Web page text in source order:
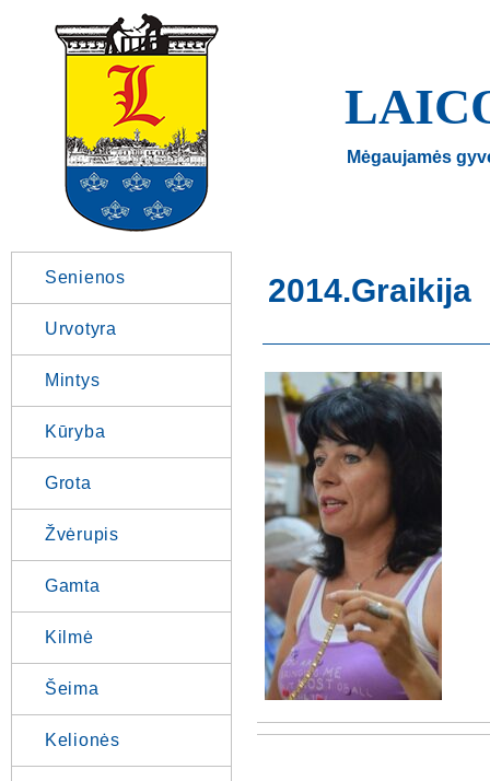
Mėgaujamės
Senienos
Urvotyra
Mintys
Kūryba
Grota
Žvėrupis
Gamta
Kilmė
Šeima
Kelionės
2014.Graikija